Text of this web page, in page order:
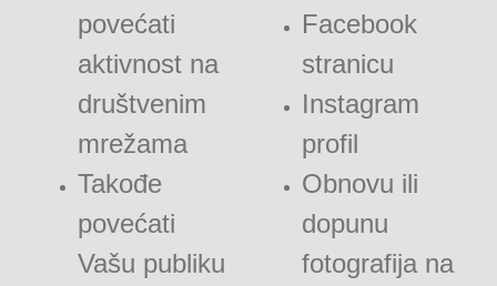
povećati
aktivnost na
društvenim
mrežama
Takođe
povećati
Vašu publiku
Facebook
stranicu
Instagram
profil
Obnovu ili
dopunu
fotografija na